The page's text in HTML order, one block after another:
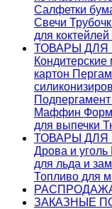
Салфетки
Свечи
для
ТОВАРЫ ДЛЯ
картон
Подпергамент
Маффин
для выпечки
ТОВАРЫ ДЛЯ
Дрова и уголь
для льда и
Топливо для
ЗАКАЗНЫЕ